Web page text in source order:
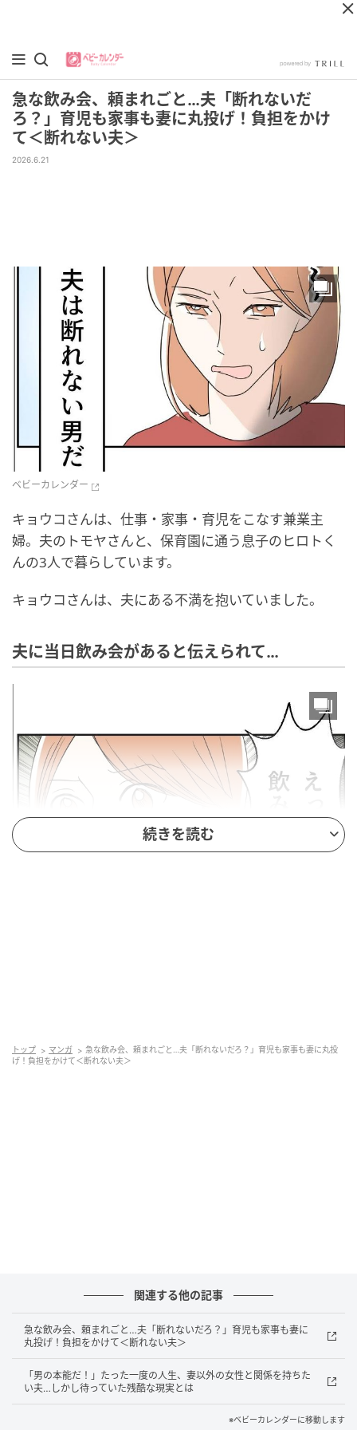
急な飲み会、頼まれごと…夫「断れないだ
ろ？」育児も家事も妻に丸投げ！負担をかけ
て＜断れない夫＞
2026.6.21
ベビーカレンダー
キョウコさんは、仕事・家事・育児をこなす兼業主
婦。夫のトモヤさんと、保育園に通う息子のヒロトく
んの3人で暮らしています。
キョウコさんは、夫にある不満を抱いていました。
夫に当日飲み会があると伝えられて…
ベビーカレンダー
続きを読む
トップ マンガ
急な飲み会、頼まれごと…夫「断れないだろ？」育児も家事も妻に丸投
げ！負担をかけて＜断れない夫＞
関連する他の記事
急な飲み会、頼まれごと…夫「断れないだろ？」育児も家事も妻に
丸投げ！負担をかけて＜断れない夫＞
「男の本能だ！」たった一度の人生、妻以外の女性と関係を持ちた
い夫…しかし待っていた残酷な現実とは
※ベビーカレンダーに移動します